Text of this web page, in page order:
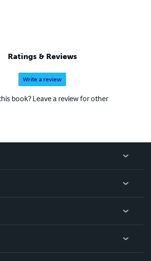
Ratings & Reviews
Write a review
book? Leave a review for other